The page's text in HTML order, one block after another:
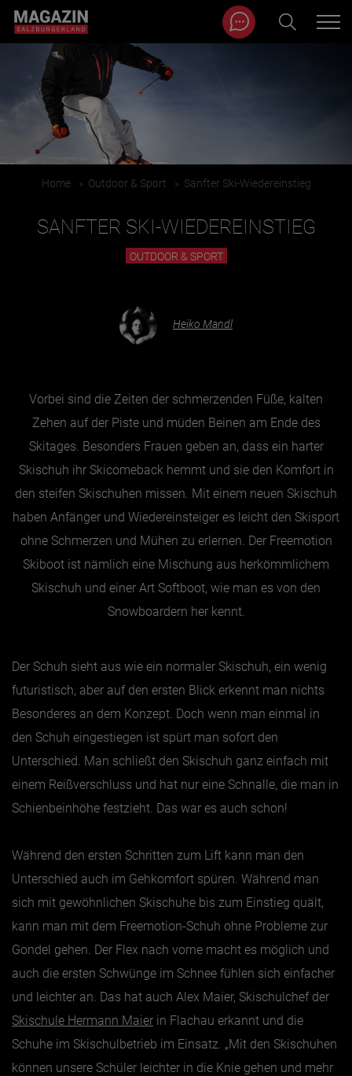
Zum Inhalt springen
BEITRÄGE IN MEINER NÄHE
Essen & Trinken
Outdoor & Sport
Gesundheit
Nachhaltigkeit
Brauchtum
Lifestyle
BEITRÄGE NACH MONAT
Jänner
Mai
Juni
Juli
August
September
November
Dezember
Magazin durchsuchen...
Home » Outdoor & Sport » Sanfter Ski-Wiedereinstieg
SANFTER SKI-WIEDEREINSTIEG
OUTDOOR & SPORT
Heiko Mandl
Vorbei sind die Zeiten der schmerzenden Füße, kalten
Zehen auf der Piste und müden Beinen am Ende des
Skitages. Besonders Frauen geben an, dass ein harter
Skischuh ihr Skicomeback hemmt und sie den Komfort in
den steifen Skischuhen missen. Mit einem neuen Skischuh
haben Anfänger und Wiedereinsteiger es leicht den Skisport
ohne Schmerzen und Mühen zu erlernen. Der Freemotion
Skiboot ist nämlich eine Mischung aus herkömmlichem
Skischuh und einer Art Softboot, wie man es von den
Snowboardern her kennt.
Der Schuh sieht aus wie ein normaler Skischuh, ein wenig
futuristisch, aber auf den ersten Blick erkennt man nichts
Besonderes an dem Konzept. Doch wenn man einmal in
den Schuh eingestiegen ist spürt man sofort den
Unterschied. Man schließt den Skischuh ganz einfach mit
einem Reißverschluss und hat nur eine Schnalle, die man in
Schienbeinhöhe festzieht. Das war es auch schon!
Während den ersten Schritten zum Lift kann man den
Unterschied auch im Gehkomfort spüren. Während man
sich mit gewöhnlichen Skischuhe bis zum Einstieg quält,
kann man mit dem Freemotion-Schuh ohne Probleme zur
Gondel gehen. Der Flex nach vorne macht es möglich und
auch die ersten Schwünge im Schnee fühlen sich einfacher
und leichter an. Das hat auch Alex Maier, Skischulchef der
Skischule Hermann Maier in Flachau erkannt und die
Schuhe im Skischulbetrieb im Einsatz. „Mit den Skischuhen
können unsere Schüler leichter in die Knie gehen und mehr